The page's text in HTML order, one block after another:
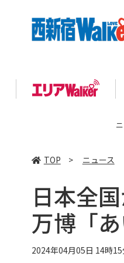
TOP > ニュース
日本全
万博「
2024年04月05日 14時